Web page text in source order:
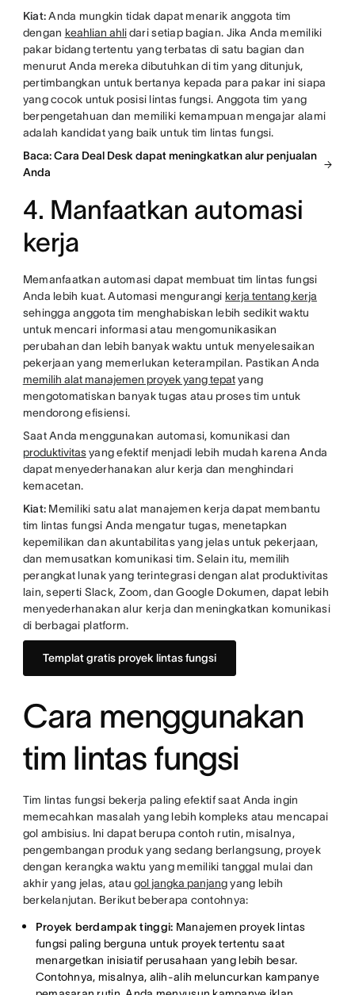
Kiat:Anda mungkin tidak dapat menarik anggota tim
dengan keahlian ahlidari setiap bagian. Jika Anda memiliki
pakar bidang tertentu yang terbatas di satu bagian dan
menurut Anda mereka dibutuhkan di tim yang ditunjuk,
pertimbangkan untuk bertanya kepada para pakar ini siapa
yang cocok untuk posisi lintas fungsi. Anggota tim yang
berpengetahuan dan memiliki kemampuan mengajar alami
adalah kandidat yang baik untuk tim lintas fungsi.
Baca: Cara Deal Desk dapat meningkatkan alur penjualan
Anda
4. Manfaatkan automasi
kerja
Memanfaatkan automasi dapat membuat tim lintas fungsi
Anda lebih kuat. Automasi mengurangi kerja tentang kerja
sehingga anggota tim menghabiskan lebih sedikit waktu
untuk mencari informasi atau mengomunikasikan
perubahan dan lebih banyak waktu untuk menyelesaikan
pekerjaan yang memerlukan keterampilan. Pastikan Anda
memilih alat manajemen proyek yang tepatyang
mengotomatiskan banyak tugas atau proses tim untuk
mendorong efisiensi.
Saat Anda menggunakan automasi, komunikasi dan
produktivitasyang efektif menjadi lebih mudah karena Anda
dapat menyederhanakan alur kerja dan menghindari
kemacetan.
Kiat: Memiliki satu alat manajemen kerja dapat membantu
tim lintas fungsi Anda mengatur tugas, menetapkan
kepemilikan dan akuntabilitas yang jelas untuk pekerjaan,
dan memusatkan komunikasi tim. Selain itu, memilih
perangkat lunak yang terintegrasi dengan alat produktivitas
lain, seperti Slack, Zoom, dan Google Dokumen, dapat lebih
menyederhanakan alur kerja dan meningkatkan komunikasi
di berbagai platform.
Templat gratis proyek lintas fungsi
Cara menggunakan
tim lintas fungsi
Tim lintas fungsi bekerja paling efektif saat Anda ingin
memecahkan masalah yang lebih kompleks atau mencapai
gol ambisius. Ini dapat berupa contoh rutin, misalnya,
pengembangan produk yang sedang berlangsung, proyek
dengan kerangka waktu yang memiliki tanggal mulai dan
akhir yang jelas, ataugol jangka panjangyang lebih
berkelanjutan. Berikut beberapa contohnya:
Proyek berdampak tinggi: Manajemen proyek lintas
fungsi paling berguna untuk proyek tertentu saat
menargetkan inisiatif perusahaan yang lebih besar.
Contohnya, misalnya, alih-alih meluncurkan kampanye